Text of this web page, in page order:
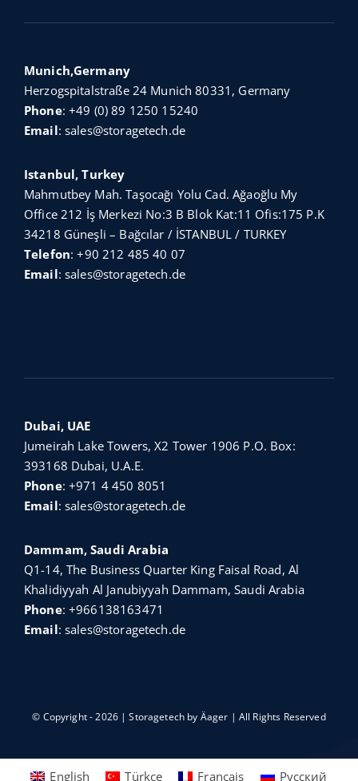
Munich,Germany
Herzogspitalstraße 24 Munich 80331, Germany
Phone:+49 (0) 89 1250 15240
Email:sales@storagetech.de
Istanbul, Turkey
Mahmutbey Mah. Taşocağı Yolu Cad. Ağaoğlu My
Office 212 İş Merkezi No:3 B Blok Kat:11 Ofis:175 P.K
34218 Güneşli – Bağcılar / İSTANBUL / TURKEY
Telefon:+90 212 485 40 07
Email:sales@storagetech.de
Dubai, UAE
Jumeirah Lake Towers, X2 Tower 1906 P.O. Box:
393168 Dubai, U.A.E.
Phone:+971 4 450 8051
Email:sales@storagetech.de
Dammam, Saudi Arabia
Q1-14, The Business Quarter King Faisal Road, Al
Khalidiyyah Al Janubiyyah Dammam, Saudi Arabia
Phone:+966138163471
Email:sales@storagetech.de
© Copyright - 2026 | Storagetech by Äager | All Rights Reserved
English Türkçe Français Русский